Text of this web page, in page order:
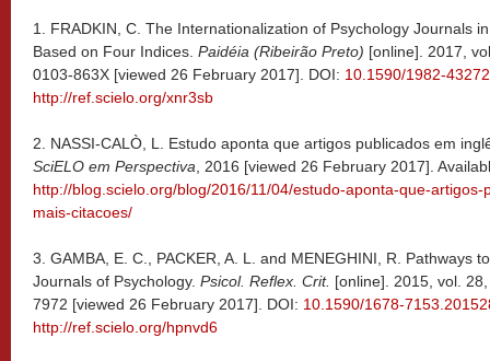
1. FRADKIN, C. The Internationalization of Psychology Journals
Based on Four Indices. Paidéia (Ribeirão Preto) [online]. 2017,
0103-863X [viewed 26 February 2017]. DOI: 10.1590/1982-
http://ref.scielo.org/xnr3sb
2. NASSI-CALÒ, L. Estudo aponta que artigos publicados em
SciELO em Perspectiva , 2016 [viewed 26 February 2017].
http://blog.scielo.org/blog/2016/11/04/estudo-aponta-que-
mais-citacoes/
3. GAMBA, E. C., PACKER, A. L. and MENEGHINI, R. Pathways
Journals of Psychology. Psicol. Reflex. Crit. [online]. 2015, vol.
7972 [viewed 26 February 2017]. DOI: 10.1590/1678-
http://ref.scielo.org/hpnvd6